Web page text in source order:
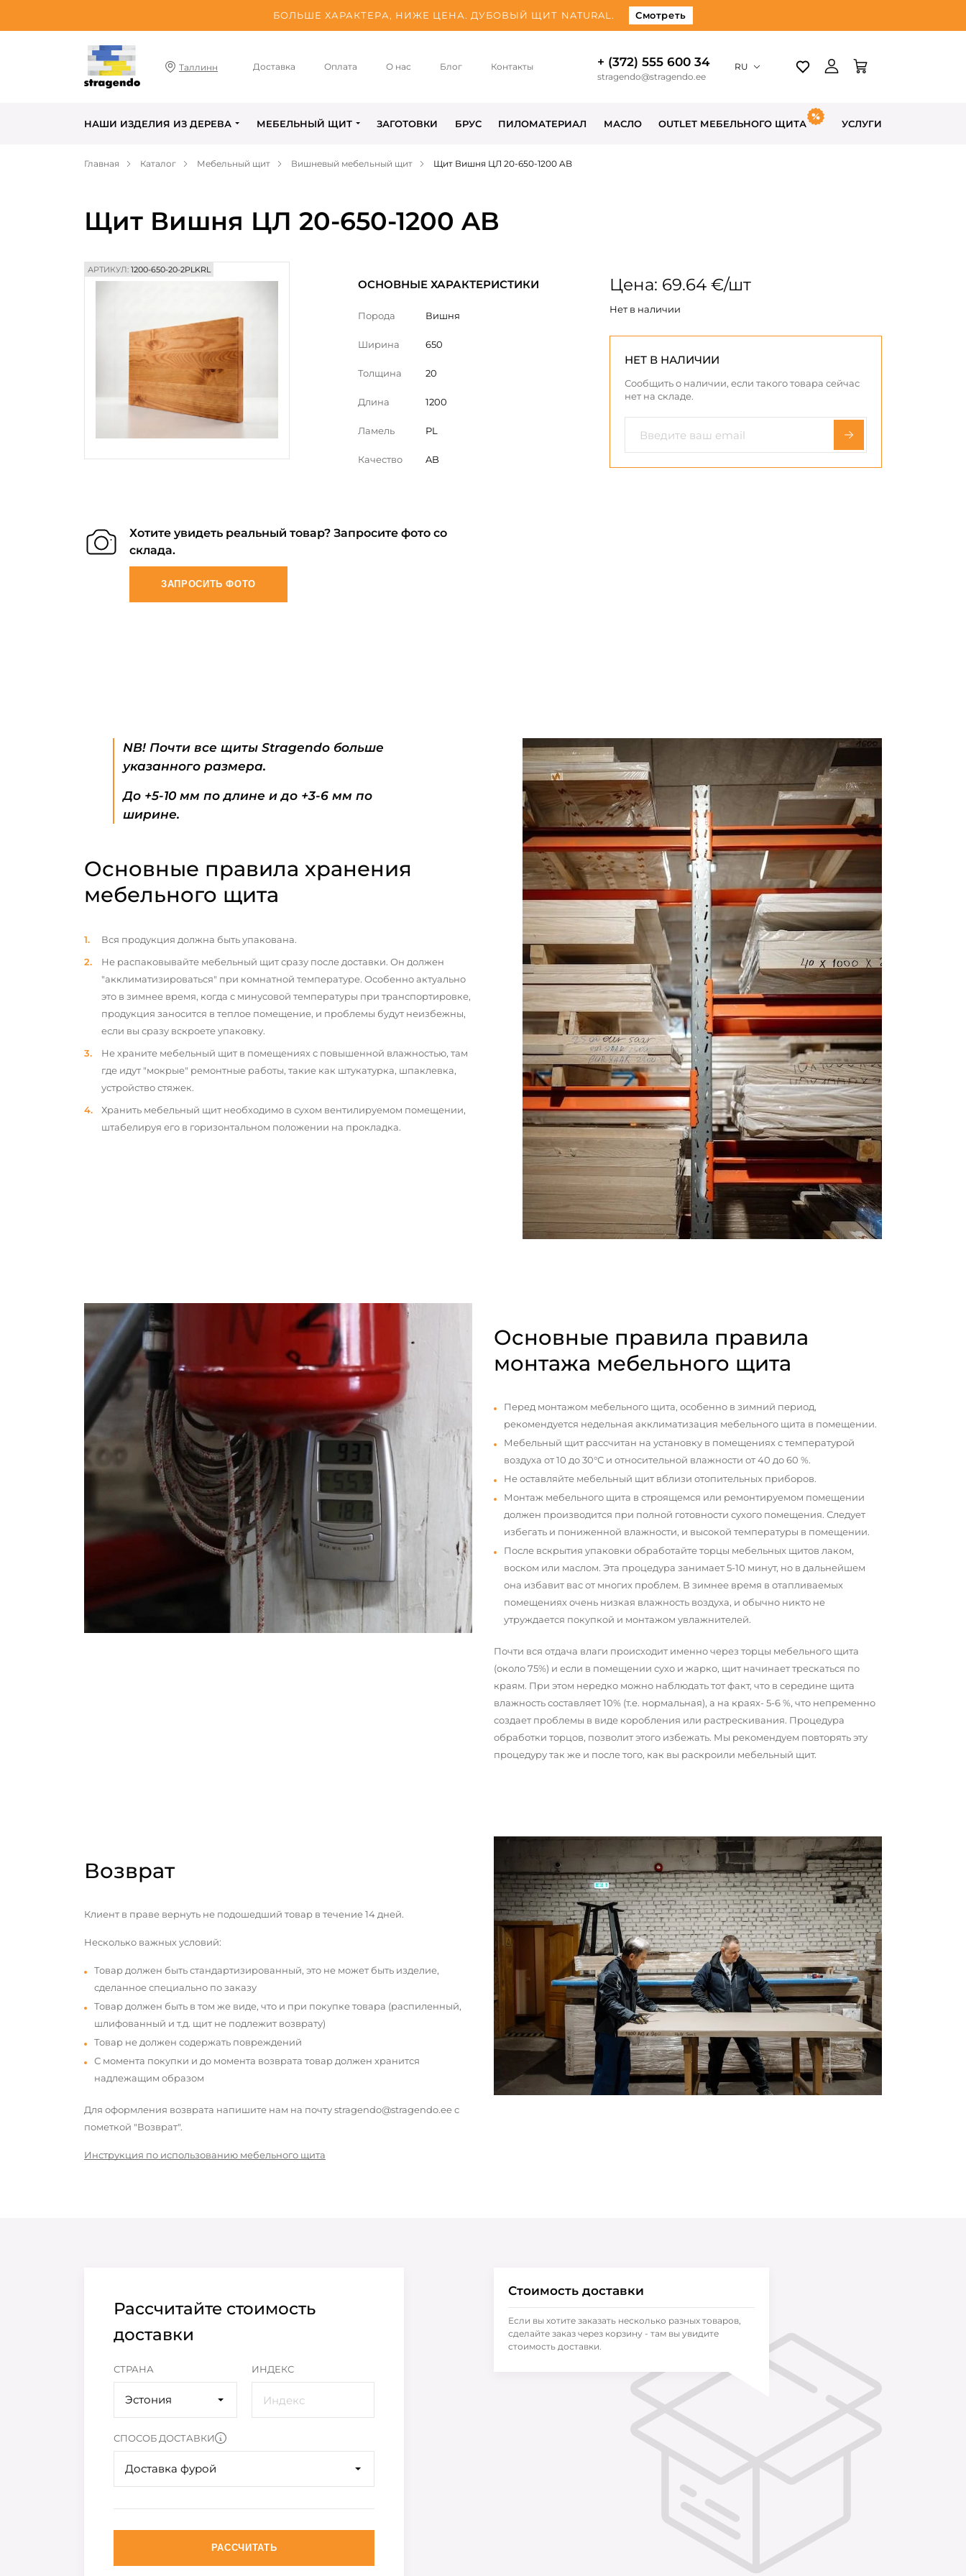
БОЛЬШЕ ХАРАКТЕРА, НИЖЕ ЦЕНА. ДУБОВЫЙ ЩИТ NATURAL. Смотреть
Таллинн Доставка Оплата О нас Блог Контакты + (372) 555 600 34
stragendo@stragendo.ee
RU
НАШИ ИЗДЕЛИЯ ИЗ ДЕРЕВА МЕБЕЛЬНЫЙ ЩИТ ЗАГОТОВКИ БРУС ПИЛОМАТЕРИАЛ МАСЛО OUTLET МЕБЕЛЬНОГО ЩИТА УСЛУГИ
Главная Каталог Мебельный щит Вишневый мебельный щит Щит Вишня ЦЛ 20-650-1200 AB
Щит Вишня ЦЛ 20-650-1200 AB
АРТИКУЛ: 1200-650-20-2PLKRL
ОСНОВНЫЕ ХАРАКТЕРИСТИКИ
Порода Вишня
Ширина 650
Толщина 20
Длина 1200
Ламель PL
Качество AB
Цена: 69.64 €/шт
Нет в наличии
НЕТ В НАЛИЧИИ
Сообщить о наличии, если такого товара сейчас
нет на складе.
Хотите увидеть реальный товар? Запросите фото со
склада.
ЗАПРОСИТЬ ФОТО
NB! Почти все щиты Stragendo больше
указанного размера.
До +5-10 мм по длине и до +3-6 мм по
ширине.
Основные правила хранения
мебельного щита
Вся продукция должна быть упакована.
Не распаковывайте мебельный щит сразу после доставки. Он должен
"акклиматизироваться" при комнатной температуре. Особенно актуально
это в зимнее время, когда с минусовой температуры при транспортировке,
продукция заносится в теплое помещение, и проблемы будут неизбежны,
если вы сразу вскроете упаковку.
Не храните мебельный щит в помещениях с повышенной влажностью, там
где идут "мокрые" ремонтные работы, такие как штукатурка, шпаклевка,
устройство стяжек.
Хранить мебельный щит необходимо в сухом вентилируемом помещении,
штабелируя его в горизонтальном положении на прокладка.
Основные правила правила
монтажа мебельного щита
Перед монтажом мебельного щита, особенно в зимний период,
рекомендуется недельная акклиматизация мебельного щита в помещении.
Мебельный щит рассчитан на установку в помещениях с температурой
воздуха от 10 до 30°С и относительной влажности от 40 до 60 %.
Не оставляйте мебельный щит вблизи отопительных приборов.
Монтаж мебельного щита в строящемся или ремонтируемом помещении
должен производится при полной готовности сухого помещения. Следует
избегать и пониженной влажности, и высокой температуры в помещении.
После вскрытия упаковки обработайте торцы мебельных щитов лаком,
воском или маслом. Эта процедура занимает 5-10 минут, но в дальнейшем
она избавит вас от многих проблем. В зимнее время в отапливаемых
помещениях очень низкая влажность воздуха, и обычно никто не
утруждается покупкой и монтажом увлажнителей.
Почти вся отдача влаги происходит именно через торцы мебельного щита
(около 75%) и если в помещении сухо и жарко, щит начинает трескаться по
краям. При этом нередко можно наблюдать тот факт, что в середине щита
влажность составляет 10% (т.е. нормальная), а на краях- 5-6 %, что непременно
создает проблемы в виде коробления или растрескивания. Процедура
обработки торцов, позволит этого избежать. Мы рекомендуем повторять эту
процедуру так же и после того, как вы раскроили мебельный щит.
Возврат
Клиент в праве вернуть не подошедший товар в течение 14 дней.
Несколько важных условий:
Товар должен быть стандартизированный, это не может быть изделие,
сделанное специально по заказу
Товар должен быть в том же виде, что и при покупке товара (распиленный,
шлифованный и т.д. щит не подлежит возврату)
Товар не должен содержать повреждений
С момента покупки и до момента возврата товар должен хранится
надлежащим образом
Для оформления возврата напишите нам на почту stragendo@stragendo.ee с
пометкой "Возврат".
Инструкция по использованию мебельного щита
Рассчитайте стоимость
доставки
СТРАНА
Эстония
ИНДЕКС
СПОСОБ ДОСТАВКИ
Доставка фурой
РАССЧИТАТЬ
Стоимость доставки
Если вы хотите заказать несколько разных товаров,
сделайте заказ через корзину - там вы увидите
стоимость доставки.